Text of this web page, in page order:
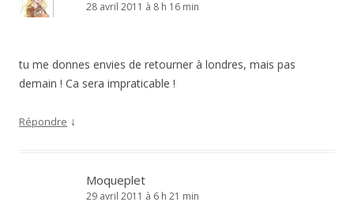
28 avril 2011 à 8 h 16 min
tu me donnes envies de retourner à londres, mais pas
demain ! Ca sera impraticable !
Répondre ↓
Moqueplet
29 avril 2011 à 6 h 21 min